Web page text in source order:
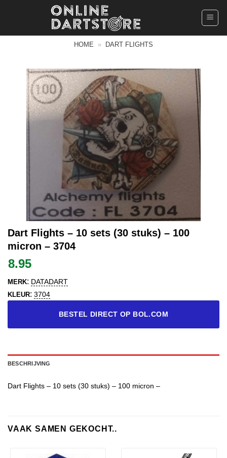
HOME » DART FLIGHTS
Dart Flights – 10 sets (30 stuks) – 100
micron – 3704
8.95
MERK: DATADART
KLEUR: 3704
BESTEL DIRECT OP BOL.COM
BESCHRIJVING
Dart Flights – 10 sets (30 stuks) – 100 micron –
VAAK SAMEN GEKOCHT..